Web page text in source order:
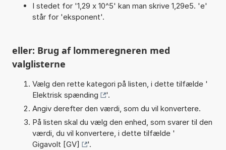
I stedet for '1,29 x 10^5' kan man skrive 1,29e5. 'e'
står for 'eksponent'.
eller: Brug af lommeregneren med
valglisterne
Vælg den rette kategori på listen, i dette tilfælde '
Elektrisk spænding
'.
Angiv derefter den værdi, som du vil konvertere.
På listen skal du vælg den enhed, som svarer til den
værdi, du vil konvertere, i dette tilfælde '
Gigavolt [GV]
'.